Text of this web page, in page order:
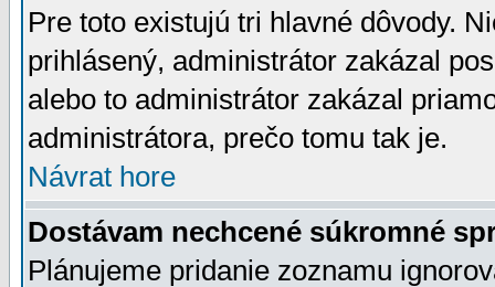
Pre toto existujú tri hlavné dôvody.
prihlásený, administrátor zakázal
alebo to administrátor zakázal
administrátora, prečo tomu tak je.
Návrat hore
Dostávam nechcené súkromné
Plánujeme pridanie zoznamu